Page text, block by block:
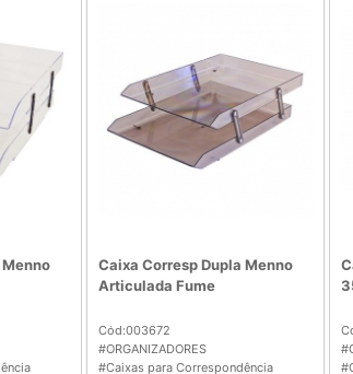
Caixa Corresp Dupla Menno
Articulada Fume
Cód:003672
#ORGANIZADORES
#Caixas para Correspondência